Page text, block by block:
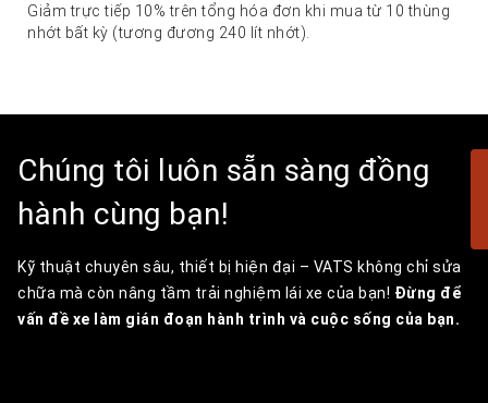
Giảm trực tiếp 10% trên tổng hóa đơn khi mua từ 10 thùng
nhớt bất kỳ (tương đương 240 lít nhớt).
Chúng tôi luôn sẵn sàng đồng
hành cùng bạn!
Kỹ thuật chuyên sâu, thiết bị hiện đại – VATS không chỉ sửa
chữa mà còn nâng tầm trải nghiệm lái xe của bạn! Đừng để
vấn đề xe làm gián đoạn hành trình và cuộc sống của bạn.